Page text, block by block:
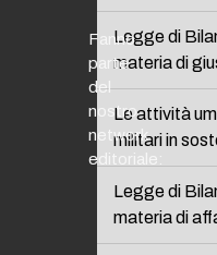
Legge di
materia di
Le attività
militari in
Legge di
materia di
Fanno
parte
del
nostro
network
editoriale: